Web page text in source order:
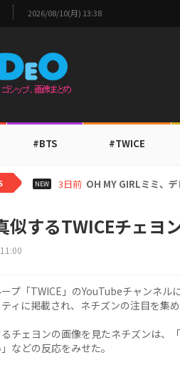
2026/08/10(月) 13:38
#BTS #TWICE
NEW 3日前 BTS V、ワールドカ
似するTWICEチェヨ
プ「TWICE」のYouTubeチャンネ
ィに掲載され、ネチズンの注目を集め
チェヨンの画像を見たネチズンは、
などの反応をみせた。